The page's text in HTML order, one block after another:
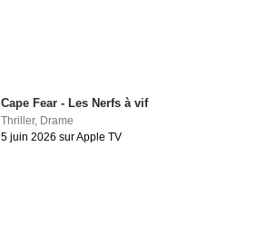
Cape Fear - Les Nerfs à vif
Thriller, Drame
5 juin 2026 sur Apple TV